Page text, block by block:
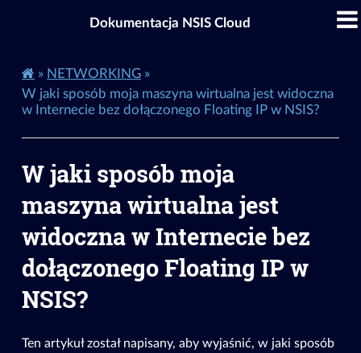
Dokumentacja NSIS Cloud
» NETWORKING »
W jaki sposób moja maszyna wirtualna jest widoczna
w Internecie bez dołączonego Floating IP w NSIS?
W jaki sposób moja
maszyna wirtualna jest
widoczna w Internecie bez
dołączonego Floating IP w
NSIS?
Ten artykuł został napisany, aby wyjaśnić, w jaki sposób